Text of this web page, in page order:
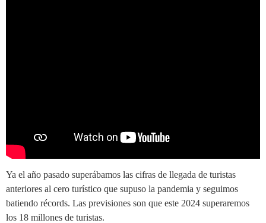
Ya el año pasado superábamos las cifras de llegada de turistas
anteriores al cero turístico que supuso la pandemia y seguimos
batiendo récords. Las previsiones son que este 2024 superaremos
los 18 millones de turistas.